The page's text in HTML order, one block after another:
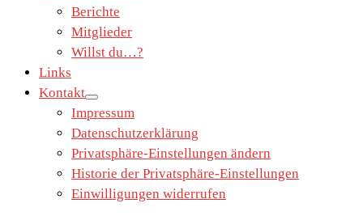
Berichte
Mitglieder
Willst du…?
Links
Kontakt
Impressum
Datenschutzerklärung
Privatsphäre-Einstellungen ändern
Historie der Privatsphäre-Einstellungen
Einwilligungen widerrufen